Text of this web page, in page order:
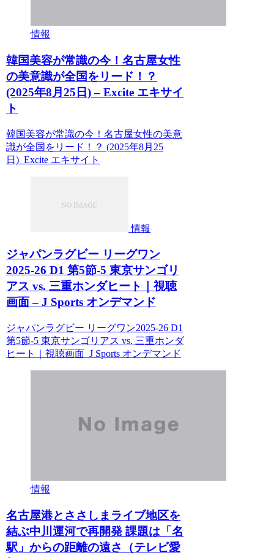
情報
韓国美容が常識の今！名古屋女性
の美意識が全国をリード！？
(2025年8月25日) – Excite エキサイ
ト
韓国美容が常識の今！名古屋女性の美意
識が全国をリード！？ (2025年8月25
日) Excite エキサイト
情報
ジャパンラグビー リーグワン
2025-26 D1 第5節-5 東京サンゴリ
アス vs. 三重ホンダヒート｜視聴
画面 – J Sports オンデマンド
ジャパンラグビー リーグワン2025-26 D1
第5節-5 東京サンゴリアス vs. 三重ホンダ
ヒート｜視聴画面 J Sports オンデマンド
情報
名古屋港とささしまライブ地区を
結ぶ中川運河で再開発 課題は「名
駅」からの距離の遠さ（テレビ愛